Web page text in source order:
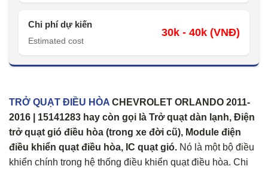
Chi phí dự kiến
Estimated cost
30k - 40k (VNĐ)
TRỞ QUẠT ĐIỀU HÒA CHEVROLET ORLANDO 2011-
2016 | 15141283 hay còn gọi là Trở quạt dàn lạnh, Điện
trở quạt gió điều hòa (trong xe đời cũ), Module điện
điều khiển quạt điều hòa, IC quạt gió. Nó là một bộ điều
khiển chính trong hệ thống điều khiển quạt điều hòa. Chi